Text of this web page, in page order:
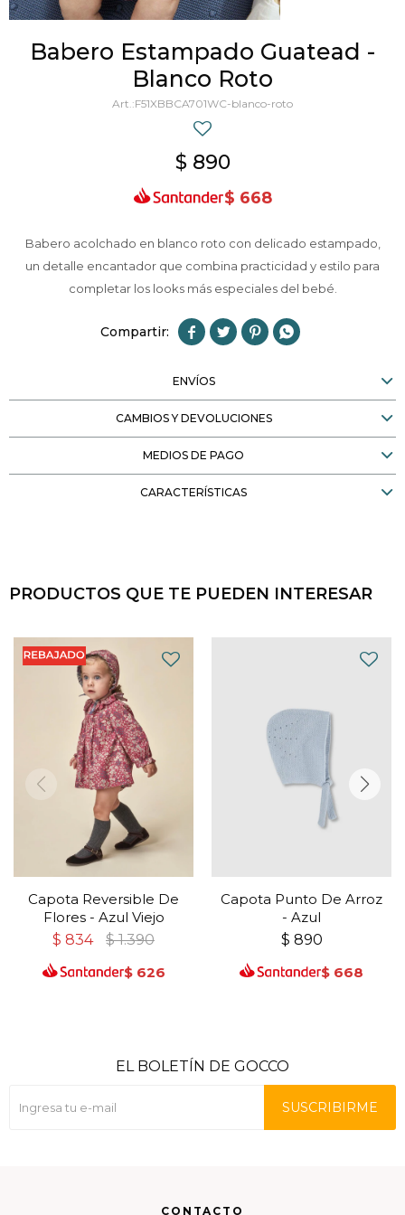
Babero Estampado Guatead -
Blanco Roto
F51XBBCA701WC-blanco-roto
$ 890
$ 668
Babero acolchado en blanco roto con delicado estampado,
un detalle encantador que combina practicidad y estilo para
completar los looks más especiales del bebé.
   
ENVÍOS
CAMBIOS Y DEVOLUCIONES
MEDIOS DE PAGO
CARACTERÍSTICAS
PRODUCTOS QUE TE PUEDEN INTERESAR
Capota Reversible De
Flores - Azul Viejo
$ 834 $ 1.390
$ 626
Capota Punto De Arroz
- Azul
$ 890
$ 668
CONTACTO
EL BOLETÍN DE GOCCO
SUSCRIBIRME